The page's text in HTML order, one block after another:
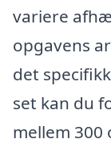
variere
opgavens
det
set kan du
mellem